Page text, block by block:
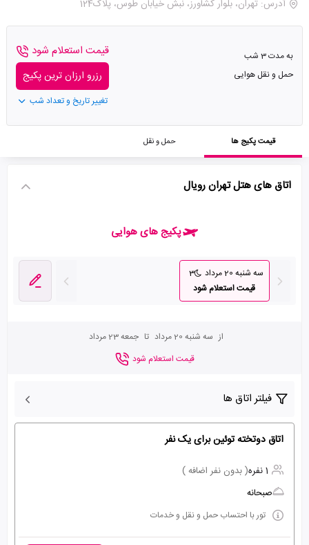
آدرس: تهران، بلوار کشاورز، نبش خیابان طوس، پلاک124
به مدت 3 شب
حمل و نقل هوایی
قیمت استعلام شود
رزرو ارزان ترین پکیج
تغییر تاریخ و تعداد شب
قیمت پکیج ها حمل و نقل
اتاق های هتل تهران رویال
پکیج های هوایی
سه شنبه 20 مرداد
3
قیمت استعلام شود
از سه شنبه 20 مرداد تا جمعه 23 مرداد
قیمت استعلام شود
فیلتر اتاق ها
اتاق دوتخته توئین برای یک نفر
1 نفره
( بدون نفر اضافه )
صبحانه
تور با احتساب حمل و نقل و خدمات